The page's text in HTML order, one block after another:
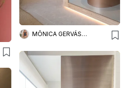
MÔNICA GERVÁSIO ARQUITETURA E DESIGN